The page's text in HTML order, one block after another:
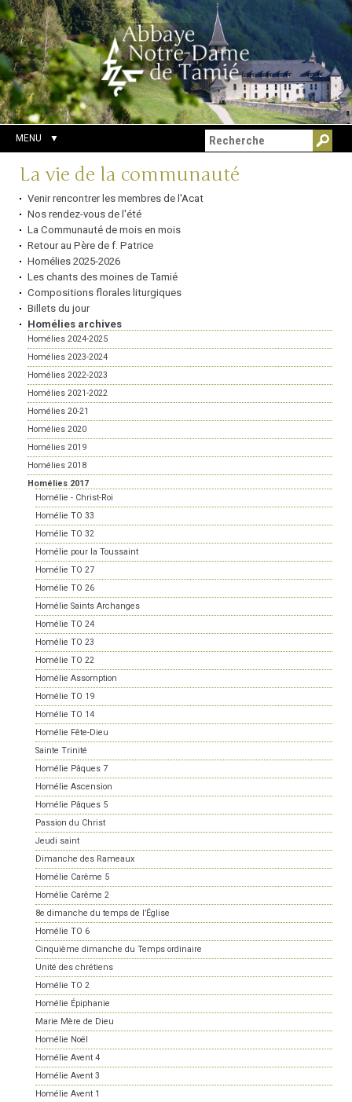
Aller
au
contenu.
|
Aller
à
la
navigation
Outils
personnels
Chercher par
Recherche
avancée…
MENU
Navigation
La vie de la communauté
Venir rencontrer les membres de l'Acat
Nos rendez-vous de l'été
La Communauté de mois en mois
Retour au Père de f. Patrice
Homélies 2025-2026
Les chants des moines de Tamié
Compositions florales liturgiques
Billets du jour
Homélies archives
Homélies 2024-2025
Homélies 2023-2024
Homélies 2022-2023
Homélies 2021-2022
Homélies 20-21
Homélies 2020
Homélies 2019
Homélies 2018
Homélies 2017
Homélie - Christ-Roi
Homélie TO 33
Homélie TO 32
Homélie pour la Toussaint
Homélie TO 27
Homélie TO 26
Homélie Saints Archanges
Homélie TO 24
Homélie TO 23
Homélie TO 22
Homélie Assomption
Homélie TO 19
Homélie TO 14
Homélie Fête-Dieu
Sainte Trinité
Homélie Pâques 7
Homélie Ascension
Homélie Pâques 5
Passion du Christ
Jeudi saint
Dimanche des Rameaux
Homélie Carême 5
Homélie Carême 2
8e dimanche du temps de l’Église
Homélie TO 6
Cinquième dimanche du Temps ordinaire
Unité des chrétiens
Homélie TO 2
Homélie Épiphanie
Marie Mère de Dieu
Homélie Noël
Homélie Avent 4
Homélie Avent 3
Homélie Avent 1